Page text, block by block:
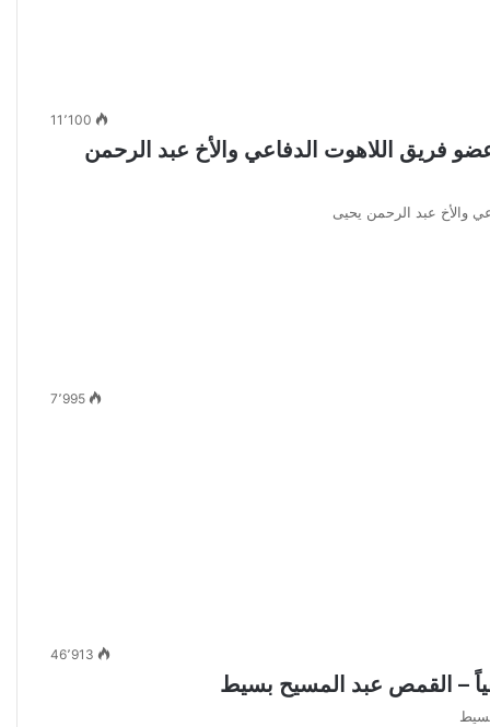
11٬100
فريق اللاهوت الدفاعي والأخ عبد الرحمن
والأخ عبد الرحمن يحيى
7٬995
46٬913
– القمص عبد المسيح بسيط